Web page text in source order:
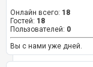
Онлайн всего: 18
Гостей: 18
Пользователей: 0
Вы с нами уже дней.